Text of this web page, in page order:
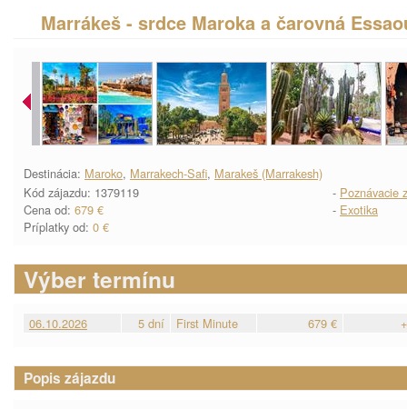
Marrákeš - srdce Maroka a čarovná
Destinácia: Maroko, Marrakech-Safi, Marakeš (Marrakesh)
Kód zájazdu: 1379119
Cena od: 679 €
Príplatky od: 0 €
- Poznávacie
- Exotika
Výber termínu
06.10.2026 5 dní First Minute 679 €
Popis zájazdu